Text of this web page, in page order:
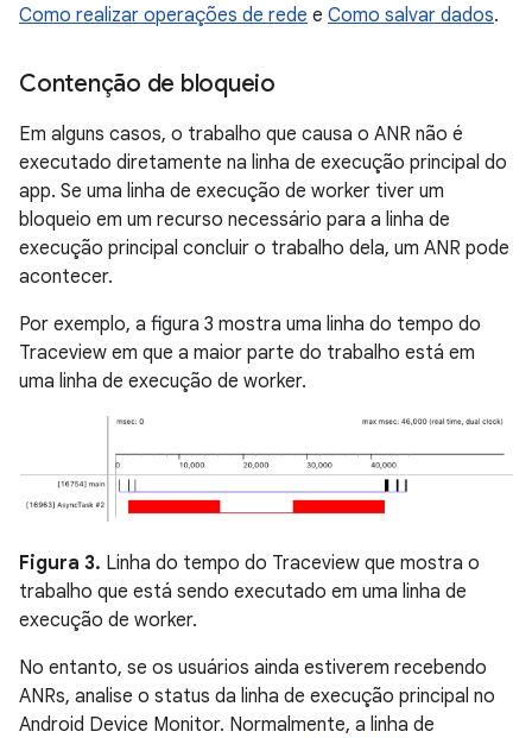
Como realizar operações de rede e Como salvar dados.
Contenção de bloqueio
Em alguns casos, o trabalho que causa o ANR não é
executado diretamente na linha de execução principal do
app. Se uma linha de execução de worker tiver um
bloqueio em um recurso necessário para a linha de
execução principal concluir o trabalho dela, um ANR pode
acontecer.
Por exemplo, a figura 3 mostra uma linha do tempo do
Traceview em que a maior parte do trabalho está em
uma linha de execução de worker.
Figura 3. Linha do tempo do Traceview que mostra o
trabalho que está sendo executado em uma linha de
execução de worker.
No entanto, se os usuários ainda estiverem recebendo
ANRs, analise o status da linha de execução principal no
Android Device Monitor. Normalmente, a linha de